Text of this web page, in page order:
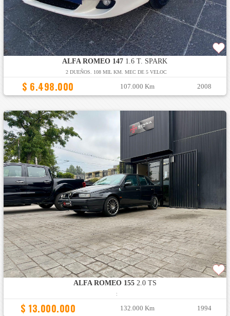
ALFA ROMEO 147 1.6 T. SPARK
2 DUEÑOS. 108 MIL KM. MEC DE 5 VELOC
$ 6.498.000 107.000 Km 2008
ALFA ROMEO 1552.0 TS
:
$ 13.000.000 132.000 Km 1994